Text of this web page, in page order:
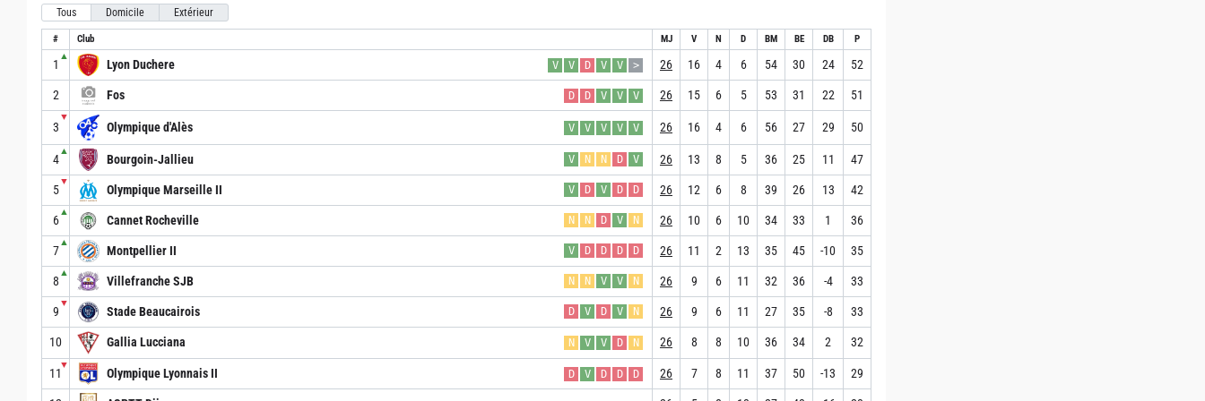
Tous Domicile Extérieur
# Club MJ V N D BM BE DB P
1
▲
Lyon Duchere V V D V V > 26 16 4 6 54 30 24 52
2 Fos D D V V V 26 15 6 5 53 31 22 51
3
▼
Olympique d'Alès V V V V V 26 16 4 6 56 27 29 50
4
▲
Bourgoin-Jallieu V N N D V 26 13 8 5 36 25 11 47
5
▼
Olympique Marseille II V D V D D 26 12 6 8 39 26 13 42
6
▲
Cannet Rocheville N N D V N 26 10 6 10 34 33 1 36
7
▲
Montpellier II V D D D D 26 11 2 13 35 45 -10 35
8
▲
Villefranche SJB N N V V N 26 9 6 11 32 36 -4 33
9
▼
Stade Beaucairois D V D V N 26 9 6 11 27 35 -8 33
10 Gallia Lucciana N V V D N 26 8 8 10 36 34 2 32
11
▼
Olympique Lyonnais II D V D D D 26 7 8 11 37 50 -13 29